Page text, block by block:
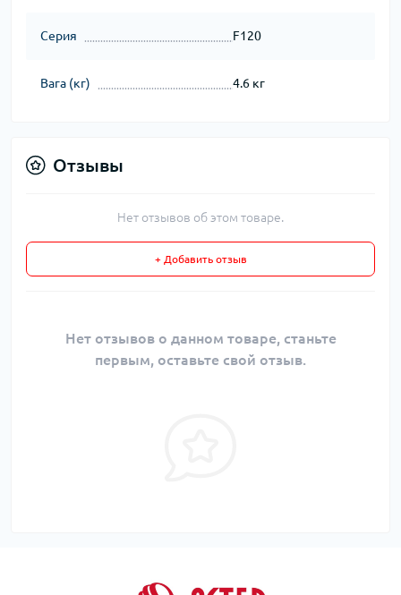
Серия F120
Вага (кг) 4.6 кг
Отзывы
Нет отзывов об этом товаре.
+ Добавить отзыв
Нет отзывов о данном товаре, станьте
первым, оставьте свой отзыв.